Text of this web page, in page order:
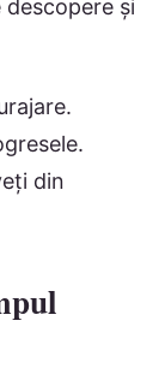
descopere și
din